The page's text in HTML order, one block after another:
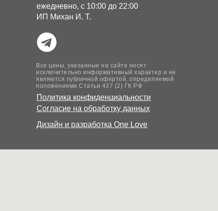
ежедневно, с 10:00 до 22:00
ИП Михан И. Т.
Все цены, указанные на сайте носят
исключительно информативный характер и не
являются публичной офертой, определяемой
положениями Статьи 437 (2) ГК РФ
Политика конфиденциальности
Дизайн и разработка One Love
Согласие на обработку данных